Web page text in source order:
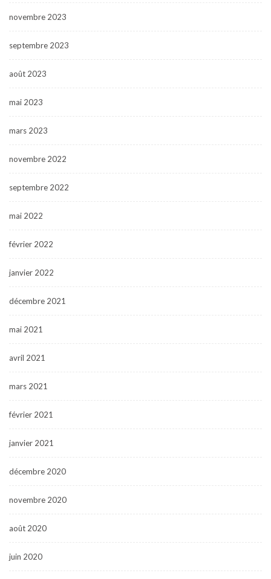
novembre 2023
septembre 2023
août 2023
mai 2023
mars 2023
novembre 2022
septembre 2022
mai 2022
février 2022
janvier 2022
décembre 2021
mai 2021
avril 2021
mars 2021
février 2021
janvier 2021
décembre 2020
novembre 2020
août 2020
juin 2020